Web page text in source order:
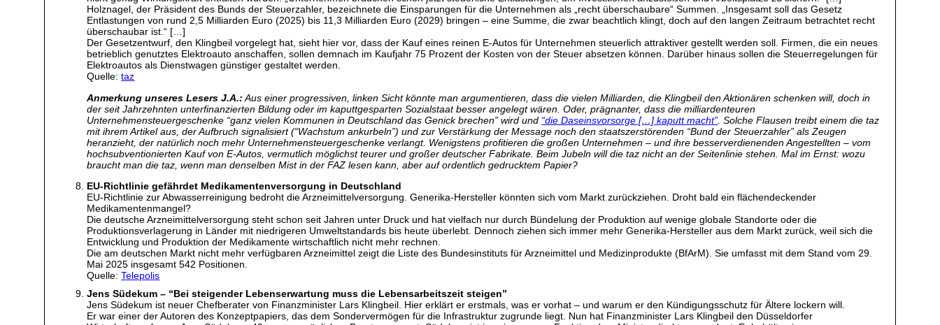
Holznagel, der Präsident des Bunds der Steuerzahler, bezeichnete die Einsparungen für die Unternehmen als „recht überschaubare“ Summen. „Insgesamt soll das Gesetz
Entlastungen von rund 2,5 Milliarden Euro (2025) bis 11,3 Milliarden Euro (2029) bringen – eine Summe, die zwar beachtlich klingt, doch auf den langen Zeitraum betrachtet recht
überschaubar ist.“ […]
Der Gesetzentwurf, den Klingbeil vorgelegt hat, sieht hier vor, dass der Kauf eines reinen E-Autos für Unternehmen steuerlich attraktiver gestellt werden soll. Firmen, die ein neues
betrieblich genutztes Elektroauto anschaffen, sollen demnach im Kaufjahr 75 Prozent der Kosten von der Steuer absetzen können. Darüber hinaus sollen die Steuerregelungen für
Elektroautos als Dienstwagen günstiger gestaltet werden.
Quelle:taz
Anmerkung unseres Lesers J.A.: Aus einer progressiven, linken Sicht könnte man argumentieren, dass die vielen Milliarden, die Klingbeil den Aktionären schenken will, doch in
der seit Jahrzehnten unterfinanzierten Bildung oder im kaputtgesparten Sozialstaat besser angelegt wären. Oder, prägnanter, dass die milliardenteuren
Unternehmensteuergeschenke “ganz vielen Kommunen in Deutschland das Genick brechen” wird und “die Daseinsvorsorge […] kaputt macht” . Solche Flausen treibt einem die taz
mit ihrem Artikel aus, der Aufbruch signalisiert (“Wachstum ankurbeln”) und zur Verstärkung der Message noch den staatszerstörenden “Bund der Steuerzahler” als Zeugen
heranzieht, der natürlich noch mehr Unternehmensteuergeschenke verlangt. Wenigstens profitieren die großen Unternehmen – und ihre besserverdienenden Angestellten – vom
hochsubventionierten Kauf von E-Autos, vermutlich möglichst teurer und großer deutscher Fabrikate. Beim Jubeln will die taz nicht an der Seitenlinie stehen. Mal im Ernst: wozu
braucht man die taz, wenn man denselben Mist in der FAZ lesen kann, aber auf ordentlich gedrucktem Papier?
EU-Richtlinie gefährdet Medikamentenversorgung in Deutschland
EU-Richtlinie zur Abwasserreinigung bedroht die Arzneimittelversorgung. Generika-Hersteller könnten sich vom Markt zurückziehen. Droht bald ein flächendeckender
Medikamentenmangel?
Die deutsche Arzneimittelversorgung steht schon seit Jahren unter Druck und hat vielfach nur durch Bündelung der Produktion auf wenige globale Standorte oder die
Produktionsverlagerung in Länder mit niedrigeren Umweltstandards bis heute überlebt. Dennoch ziehen sich immer mehr Generika-Hersteller aus dem Markt zurück, weil sich die
Entwicklung und Produktion der Medikamente wirtschaftlich nicht mehr rechnen.
Die am deutschen Markt nicht mehr verfügbaren Arzneimittel zeigt die Liste des Bundesinstituts für Arzneimittel und Medizinprodukte (BfArM). Sie umfasst mit dem Stand vom 29.
Mai 2025 insgesamt 542 Positionen.
Quelle:Telepolis
Jens Südekum – “Bei steigender Lebenserwartung muss die Lebensarbeitszeit steigen”
Jens Südekum ist neuer Chefberater von Finanzminister Lars Klingbeil. Hier erklärt er erstmals, was er vorhat – und warum er den Kündigungsschutz für Ältere lockern will.
Er war einer der Autoren des Konzeptpapiers, das dem Sondervermögen für die Infrastruktur zugrunde liegt. Nun hat Finanzminister Lars Klingbeil den Düsseldorfer